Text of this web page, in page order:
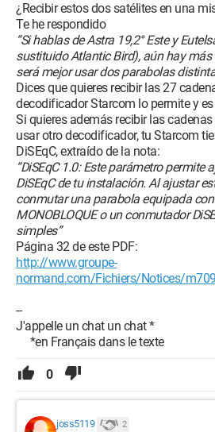
¿Recibir estos dos satélites en una
Te he respondido
“Si hablas de Astra 19,2° Este y
sustituido Atlantic Bird), aún hay más
será mejor usar dos parabolas
Dices que quieres recibir las 27
decodificador Starcom lo permite y
Si quieres además recibir las
usar otro decodificador, tu Starcom
DiSEqC, extraído de la nota:
“DiSEqC 1.0: Este parámetro permite
DiSEqC de tu instalación. Al ajustar
conmutar una parabola equipada
MONOBLOQUE o un conmutador
simples”
Página 32 de este PDF:
http://www.groupe-
normand.com/Fichiers/Notices/
--
J'appelle un chat un chat *
*en Français dans le texte
0
joss5119 2